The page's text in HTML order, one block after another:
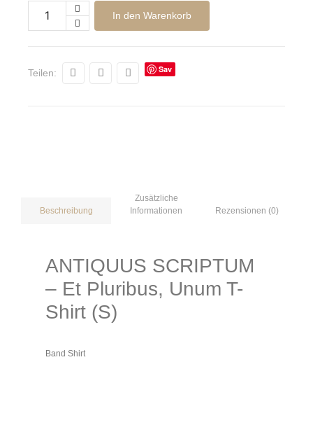
In den Warenkorb
Alternative:
Teilen:
Sav
Beschreibung
Zusätzliche
Informationen
Rezensionen (0)
ANTIQUUS SCRIPTUM
– Et Pluribus, Unum T-
Shirt (S)
Band Shirt